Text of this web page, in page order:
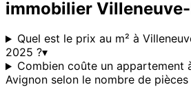
immobilier
Quel est le prix au m² à
2025 ?▾
Combien coûte un appartement
Avignon selon le nombre de pièces